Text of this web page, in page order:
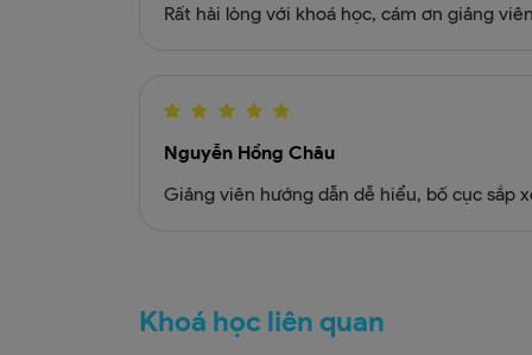
Rất hài lòng với khoá học, cám ơn giảng
Nguyễn Hồng Châu
Giảng viên hướng dẫn dễ hiểu, bố cục sắp
Khoá học liên quan